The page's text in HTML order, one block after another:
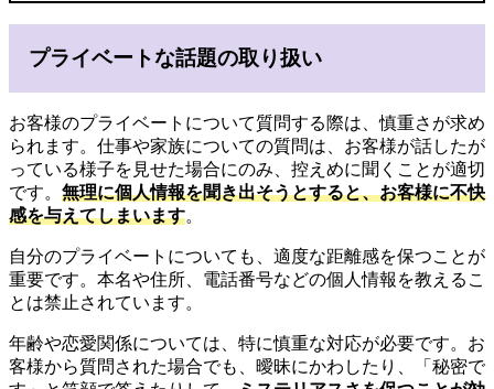
プライベートな話題の取り扱い
お客様のプライベートについて質問する際は、慎重さが求め
られます。仕事や家族についての質問は、お客様が話したが
っている様子を見せた場合にのみ、控えめに聞くことが適切
です。 無理に個人情報を聞き出そうとすると、お客様に不快
感を与えてしまいます。
自分のプライベートについても、適度な距離感を保つことが
重要です。本名や住所、電話番号などの個人情報を教えるこ
とは禁止されています。
年齢や恋愛関係については、特に慎重な対応が必要です。お
客様から質問された場合でも、曖昧にかわしたり、「秘密で